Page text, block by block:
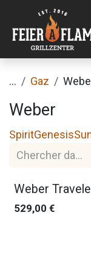
Se rendre au
... Gaz
Weber
SpiritGenesis
Weber
529,00 €